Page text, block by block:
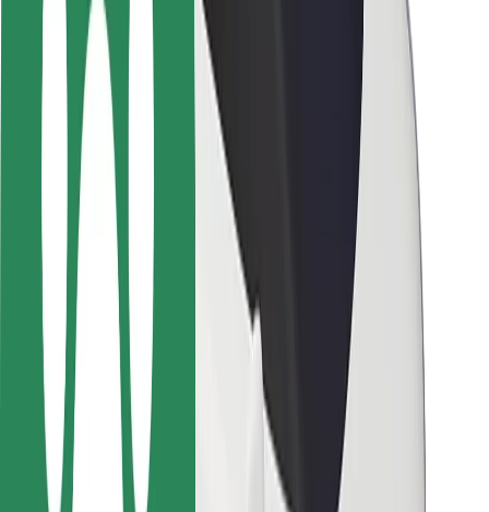
Ασφάλεια επιβάτη
Ασφάλεια οδηγών
Ασφάλεια σκούτερ
Εργαστήριο ασφάλειας
Πόλεις
Τοποθεσίες
Λύσεις για την πόλη
Αεροδρόμια
Bolt Αποβάθρες Φόρτισης
Υποστήριξη
Για επιβάτες
Για τους οδηγούς